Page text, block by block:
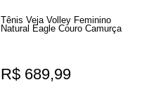
Tênis Veja Volley Feminino
Natural Eagle Couro Camurça
R$ 689,99